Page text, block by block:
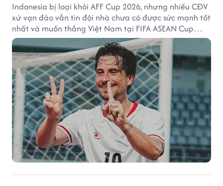
Indonesia bị loại khỏi AFF Cup 2026, nhưng nhiều CĐV
xứ vạn đảo vẫn tin đội nhà chưa có được sức mạnh tốt
nhất và muốn thắng Việt Nam tại FIFA ASEAN Cup
2026.